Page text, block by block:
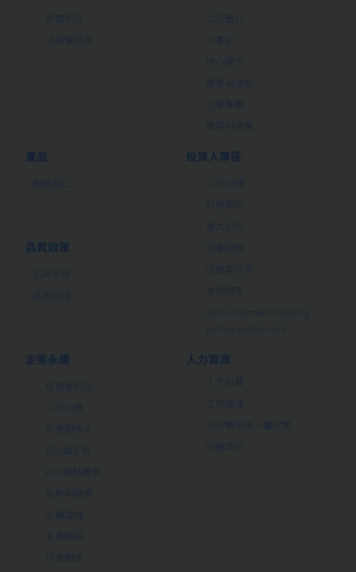
新聞訊息
法說會訊息
公司簡介
大事紀
核心理念
願景與使命
企業集團
獎項與榮譽
產品
聯絡窗口
品質政策
品質保證
品質認證
投資人專區
公司治理
財務資訊
重大公告
股東服務
法說會訊息
常見問答
Announcements relating
Exchangeable Unit
企業永續
經營者的話
公司治理
利害關係人
ESG電子報
ESG焦點案例
創新與服務
永續環境
友善職場
社會關懷
人力資源
人才招募
工作環境
包容職場與人權政策
交通資訊